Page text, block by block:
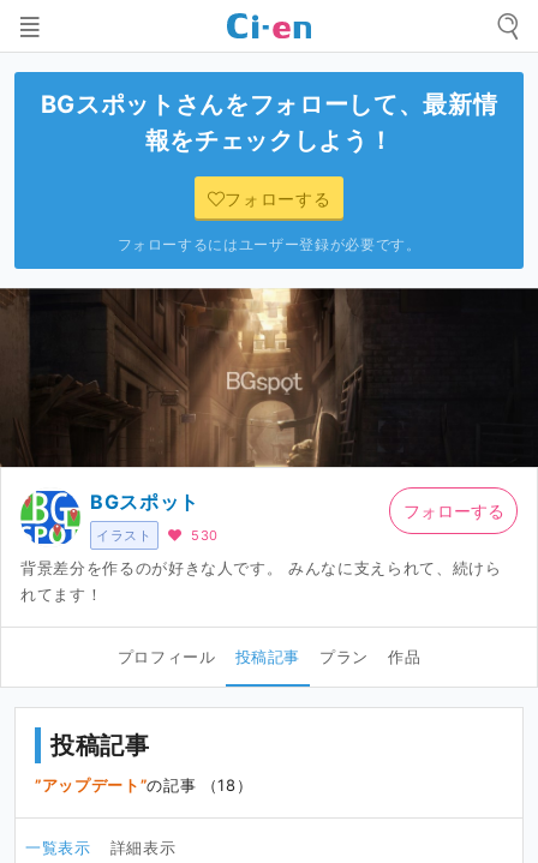
BGスポット さんをフォローして、最新情
報をチェックしよう！
フォローする
フォローするにはユーザー登録が必要です。
イラスト
BGスポット
530
背景差分を作るのが好きな人です。 みんなに支えられて、続けら
れてます！
フォローする
プロフィール 投稿記事 プラン 作品
投稿記事
アップデート の記事 （18）
一覧表示 詳細表示